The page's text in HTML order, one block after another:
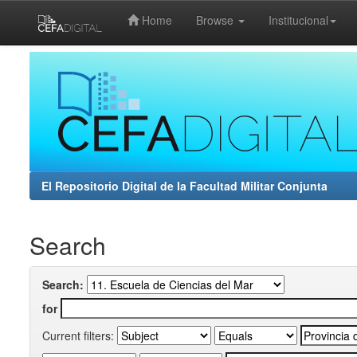
Home Browse Institucional
El Repositorio Digital de la Facultad Militar Conjunta
Search
Search:
for
Current filters: